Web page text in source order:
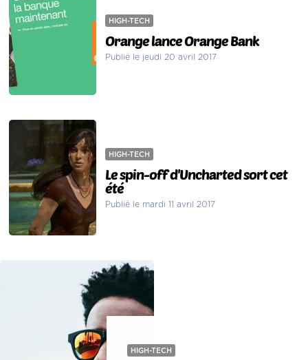
HIGH-TECH
Orange lance Orange Bank
Publié le jeudi 20 avril 2017
HIGH-TECH
Le spin-off d'Uncharted sort cet
été
Publié le mardi 11 avril 2017
HIGH-TECH